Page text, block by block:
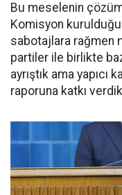
Bu meselenin
Komisyon
sabotajlara rağmen
partiler ile birlikte
ayrıştık ama yapıcı
raporuna katkı